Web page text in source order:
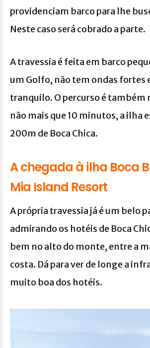
providenciam barco para lhe
Neste caso será cobrado a parte.
A travessia é feita em barco
um Golfo, não tem ondas fortes
tranquilo. O percurso é também
não mais que 10 minutos, a ilha
200m de Boca Chica.
A chegada à ilha Boca
Mia Island Resort
A própria travessia já é um belo
admirando os hotéis de Boca
bem no alto do monte, entre a
costa. Dá para ver de longe a
muito boa dos hotéis.